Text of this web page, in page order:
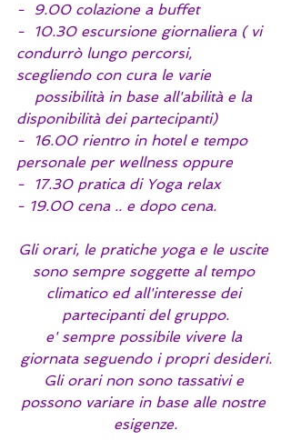
-  9.00 colazione a buffet
-  10.30 escursione giornaliera ( vi
condurrò lungo percorsi,
scegliendo con cura le varie
disponibilità dei partecipanti)
-  16.00 rientro in hotel e tempo
personale per wellness oppure
-  17.30 pratica di Yoga relax
- 19.00 cena .. e dopo cena.
Gli orari, le pratiche yoga e le uscite
sono sempre soggette al tempo
climatico ed all'interesse dei
partecipanti del gruppo.
e' sempre possibile vivere la
giornata seguendo i propri desideri.
Gli orari non sono tassativi e
possono variare in base alle nostre
esigenze.